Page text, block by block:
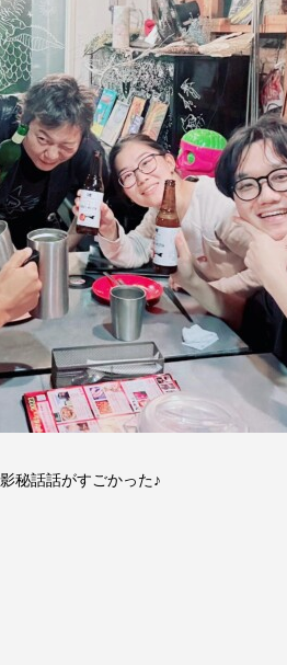
秘話話がすごかった♪